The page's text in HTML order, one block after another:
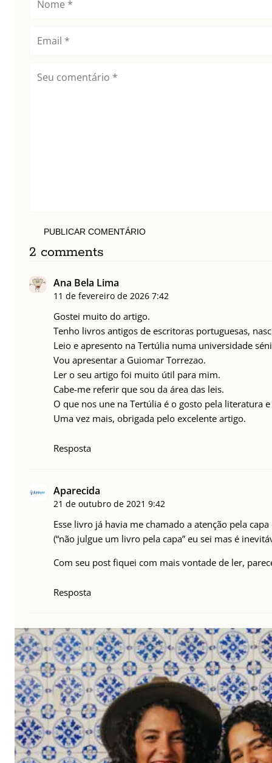
PUBLICAR COMENTÁRIO
2 comments
Ana Bela Lima
11 de fevereiro de 2026 7:42
Gostei muito do artigo.
Tenho livros antigos de escritoras portuguesas,
Leio e apresento na Tertúlia numa universidade
Vou apresentar a Guiomar Torrezao.
Ler o seu artigo foi muito útil para mim.
Cabe-me referir que sou da área das leis.
O que nos une na Tertúlia é o gosto pela literatura
Uma vez mais, obrigada pelo excelente artigo.
Resposta
Aparecida
21 de outubro de 2021 9:42
Esse livro já havia me chamado a atenção pela
(“não julgue um livro pela capa” eu sei mas é
Com seu post fiquei com mais vontade de ler,
Resposta